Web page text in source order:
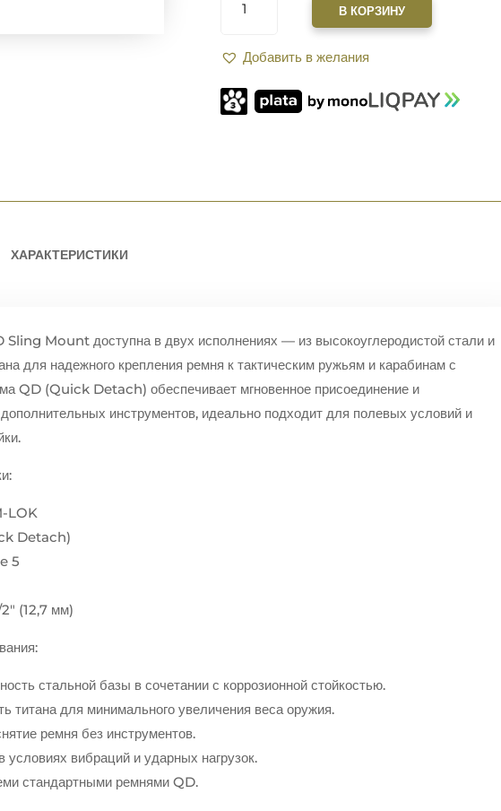
ТОВАРА
АНТАБКИ
AR
M-
В КОРЗИНУ
Добавить в желания
ХАРАКТЕРИСТИКИ
Sling Mount доступна в двух исполнениях — из высокоуглеродистой стали и
для надежного крепления ремня к тактическим ружьям и карабинам с
QD (Quick Detach) обеспечивает мгновенное присоединение и
инструментов, идеально подходит для полевых условий и
LOK
Detach)
5
(12,7 мм)
стальной базы в сочетании с коррозионной стойкостью.
титана для минимального увеличения веса оружия.
ремня без инструментов.
вибраций и ударных нагрузок.
стандартными ремнями QD.